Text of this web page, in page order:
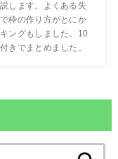
します。よくある失
枠の作り方がとにか
ングもしました。10
きでまとめました。